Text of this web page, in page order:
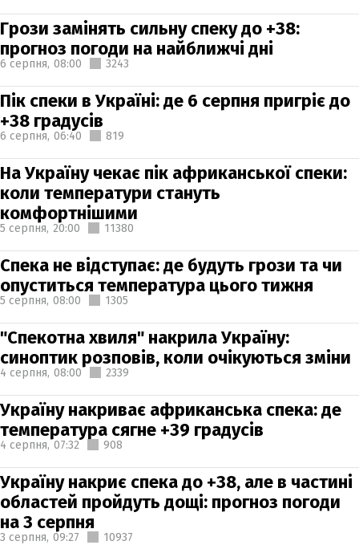
Грози замінять сильну спеку до +38:
прогноз погоди на найближчі дні
6 серпня, 08:00 3243
Пік спеки в Україні: де 6 серпня пригріє до
+38 градусів
6 серпня, 06:40 819
На Україну чекає пік африканської спеки:
коли температури стануть
комфортнішими
5 серпня, 20:00 11380
Спека не відступає: де будуть грози та чи
опуститься температура цього тижня
5 серпня, 08:00 1305
"Спекотна хвиля" накрила Україну:
синоптик розповів, коли очікуються зміни
4 серпня, 08:00 2339
Україну накриває африканська спека: де
температура сягне +39 градусів
4 серпня, 07:32 908
Україну накриє спека до +38, але в частині
областей пройдуть дощі: прогноз погоди
на 3 серпня
3 серпня, 09:27 10937